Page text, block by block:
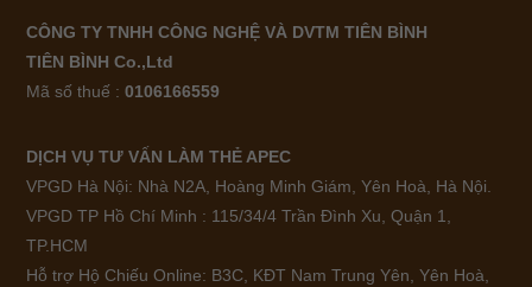
CÔNG TY TNHH CÔNG NGHỆ VÀ DVTM TIÊN BÌNH
TIÊN BÌNH Co.,Ltd
Mã số thuế :0106166559
DỊCH VỤ TƯ VẤN LÀM THẺ APEC
VPGD Hà Nội: Nhà N2A, Hoàng Minh Giám, Yên Hoà, Hà Nội.
VPGD TP Hồ Chí Minh : 115/34/4 Trần Đình Xu, Quận 1,
TP.HCM
Hỗ trợ Hộ Chiếu Online: B3C, KĐT Nam Trung Yên, Yên Hoà,